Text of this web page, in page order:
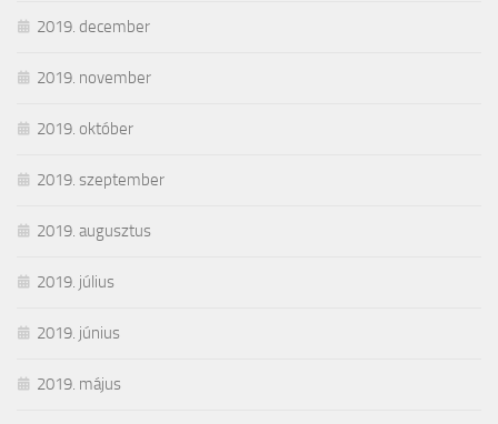
2019. december
2019. november
2019. október
2019. szeptember
2019. augusztus
2019. július
2019. június
2019. május